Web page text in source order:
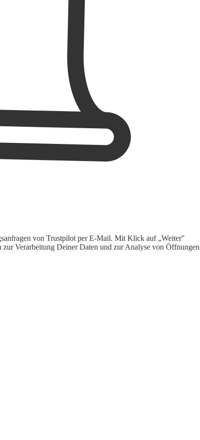
von Trustpilot per E-Mail. Mit Klick auf „Weiter"
Verarbeitung Deiner Daten und zur Analyse von Öffnungen